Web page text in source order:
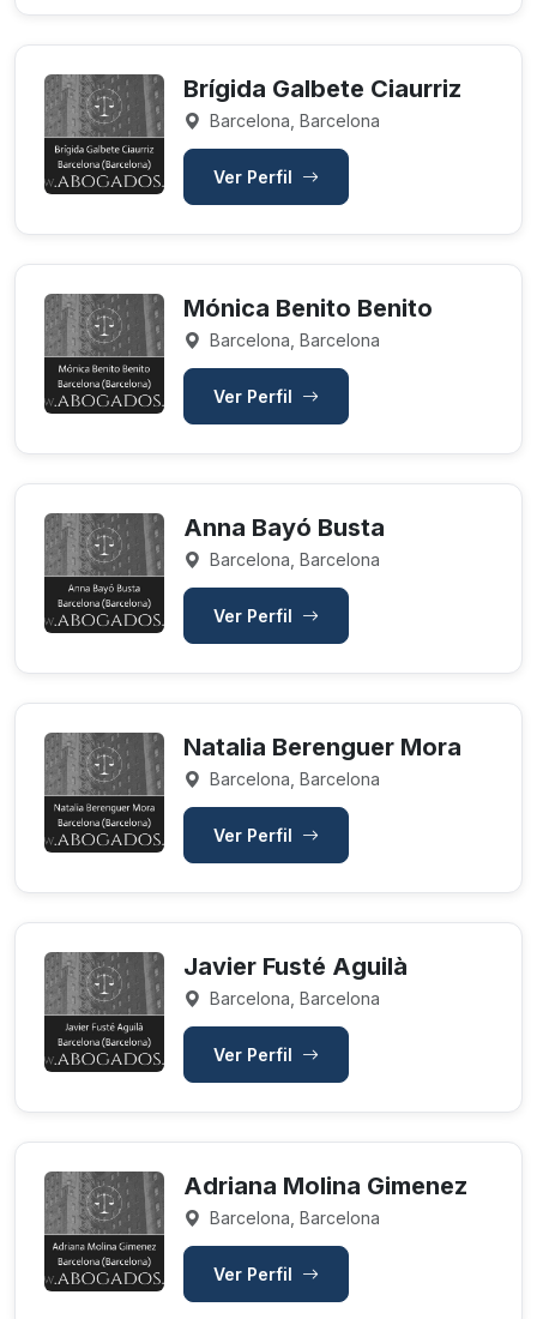
Brígida Galbete Ciaurriz
Barcelona, Barcelona
Ver Perfil
Mónica Benito Benito
Barcelona, Barcelona
Ver Perfil
Anna Bayó Busta
Barcelona, Barcelona
Ver Perfil
Natalia Berenguer Mora
Barcelona, Barcelona
Ver Perfil
Javier Fusté Aguilà
Barcelona, Barcelona
Ver Perfil
Adriana Molina Gimenez
Barcelona, Barcelona
Ver Perfil